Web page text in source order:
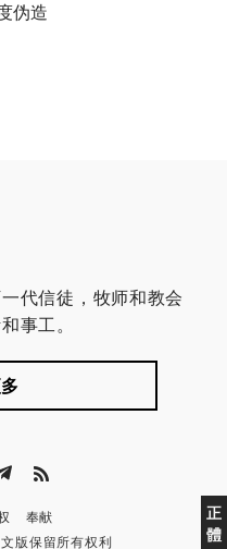
伪造
正
體
代信徒，牧师和教会
事工。
奉献
版保留所有权利